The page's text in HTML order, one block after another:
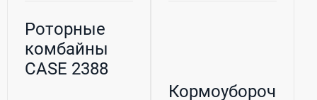
Роторные
комбайны
CASE 2388
Кормоуборочный